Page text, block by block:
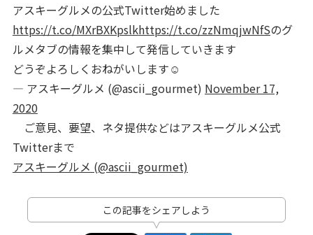
アスキーグルメの公式Twitter始めました
https://t.co/MXrBXKpslkhttps://t.co/zzNmqjwNfSのグ
ルメタブの情報を集中して発信していきます
どうぞよろしくおねがいします☺️
— アスキーグルメ (@ascii_gourmet) November 17,
2020
ご意見、要望、ネタ提供などはアスキーグルメ公式
Twitterまで
アスキーグルメ (@ascii_gourmet)
この記事をシェアしよう